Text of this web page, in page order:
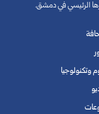
الرئيسي في دمشق.
وتكنولوجيا